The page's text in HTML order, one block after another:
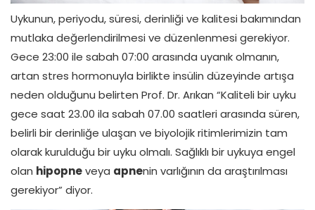
Uykunun, periyodu, süresi, derinliği ve kalitesi bakımından
mutlaka değerlendirilmesi ve düzenlenmesi gerekiyor.
Gece 23:00 ile sabah 07:00 arasında uyanık olmanın,
artan stres hormonuyla birlikte insülin düzeyinde artışa
neden olduğunu belirten Prof. Dr. Arıkan “Kaliteli bir uyku
gece saat 23.00 ila sabah 07.00 saatleri arasında süren,
belirli bir derinliğe ulaşan ve biyolojik ritimlerimizin tam
olarak kurulduğu bir uyku olmalı. Sağlıklı bir uykuya engel
olan hipopneveya apnenin varlığının da araştırılması
gerekiyor” diyor.